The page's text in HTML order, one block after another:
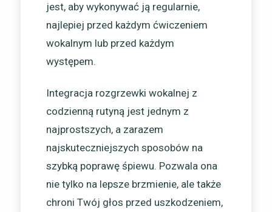
jest, aby wykonywać ją regularnie,
najlepiej przed każdym ćwiczeniem
wokalnym lub przed każdym
występem.
Integracja rozgrzewki wokalnej z
codzienną rutyną jest jednym z
najprostszych, a zarazem
najskuteczniejszych sposobów na
szybką poprawę śpiewu. Pozwala ona
nie tylko na lepsze brzmienie, ale także
chroni Twój głos przed uszkodzeniem,